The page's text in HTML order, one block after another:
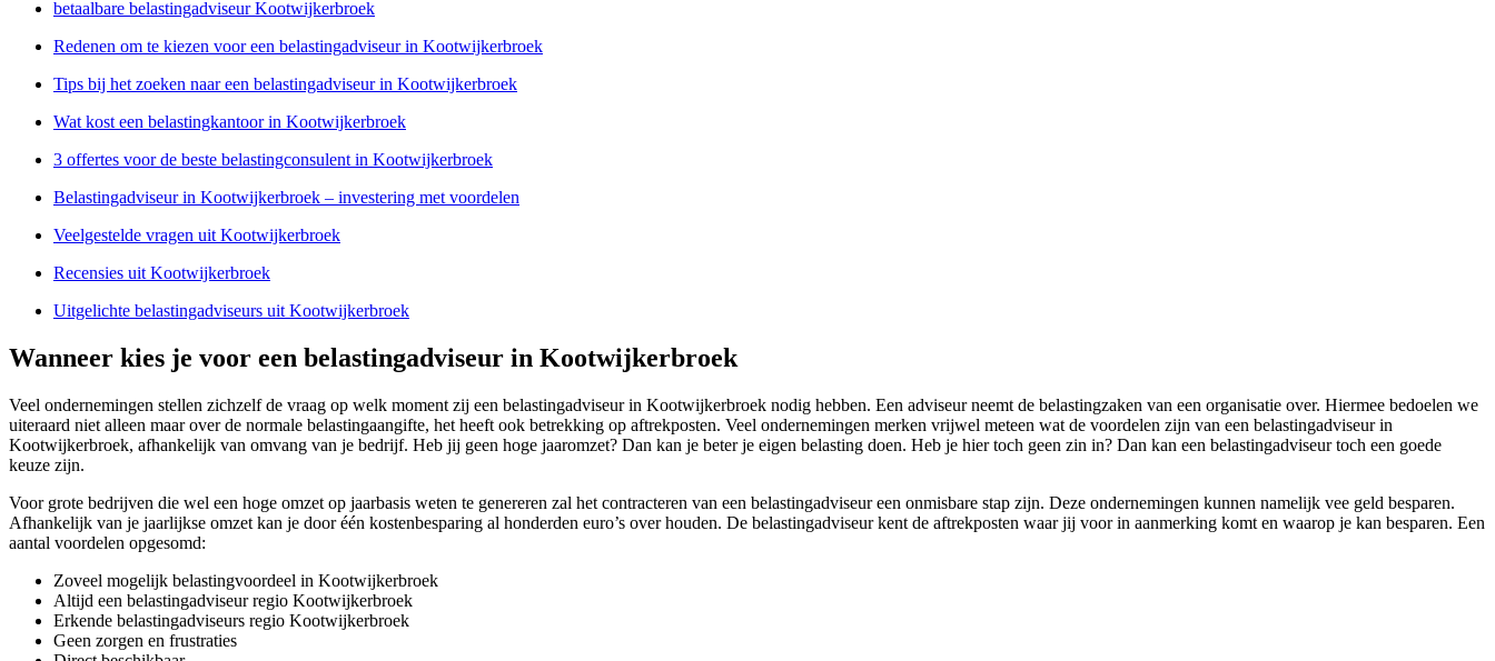
betaalbare belastingadviseur Kootwijkerbroek
Redenen om te kiezen voor een belastingadviseur in Kootwijkerbroek
Tips bij het zoeken naar een belastingadviseur in Kootwijkerbroek
Wat kost een belastingkantoor in Kootwijkerbroek
3 offertes voor de beste belastingconsulent in Kootwijkerbroek
Belastingadviseur in Kootwijkerbroek – investering met voordelen
Veelgestelde vragen uit Kootwijkerbroek
Recensies uit Kootwijkerbroek
Uitgelichte belastingadviseurs uit Kootwijkerbroek
Wanneer kies je voor een belastingadviseur in Kootwijkerbroek
Veel ondernemingen stellen zichzelf de vraag op welk moment zij een belastingadviseur in Kootwijkerbroek nodig hebben. Een adviseur neemt de belastingzaken van een organisatie over. Hiermee bedoelen we
uiteraard niet alleen maar over de normale belastingaangifte, het heeft ook betrekking op aftrekposten. Veel ondernemingen merken vrijwel meteen wat de voordelen zijn van een belastingadviseur in
Kootwijkerbroek, afhankelijk van omvang van je bedrijf. Heb jij geen hoge jaaromzet? Dan kan je beter je eigen belasting doen. Heb je hier toch geen zin in? Dan kan een belastingadviseur toch een goede
keuze zijn.
Voor grote bedrijven die wel een hoge omzet op jaarbasis weten te genereren zal het contracteren van een belastingadviseur een onmisbare stap zijn. Deze ondernemingen kunnen namelijk vee geld besparen.
Afhankelijk van je jaarlijkse omzet kan je door één kostenbesparing al honderden euro’s over houden. De belastingadviseur kent de aftrekposten waar jij voor in aanmerking komt en waarop je kan besparen. Een
aantal voordelen opgesomd:
Zoveel mogelijk belastingvoordeel in Kootwijkerbroek
Altijd een belastingadviseur regio Kootwijkerbroek
Erkende belastingadviseurs regio Kootwijkerbroek
Geen zorgen en frustraties